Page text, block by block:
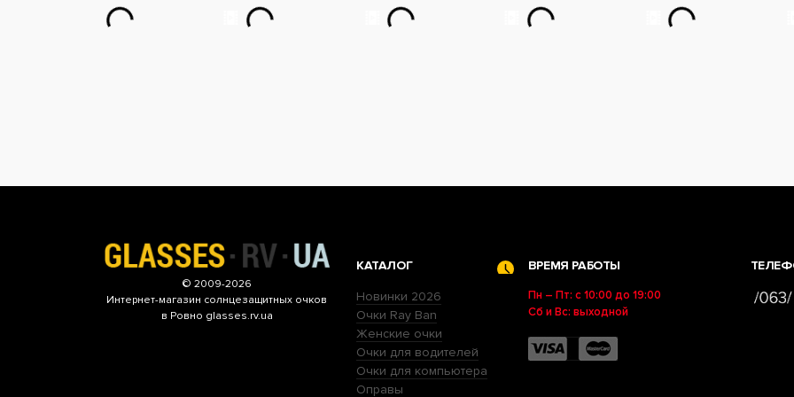
© 2009-2026
Интернет-магазин солнцезащитных очков
в Ровно glasses.rv.ua
КАТАЛОГ
Новинки 2026
Очки Ray Ban
Женские очки
Очки для водителей
Очки для компьютера
Оправы
ВРЕМЯ РАБОТЫ
Пн – Пт: с 10:00 до 19:00
Сб и Вс: выходной